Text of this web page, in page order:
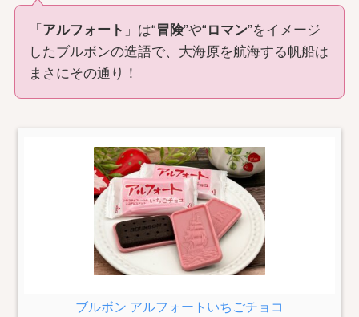
「 アルフォート 」は“冒険”や“ ロマン”をイメージ
したブルボンの造語で、大海原を航海する帆船は
まさにその通り！
ブルボン アルフォートいちごチョコ